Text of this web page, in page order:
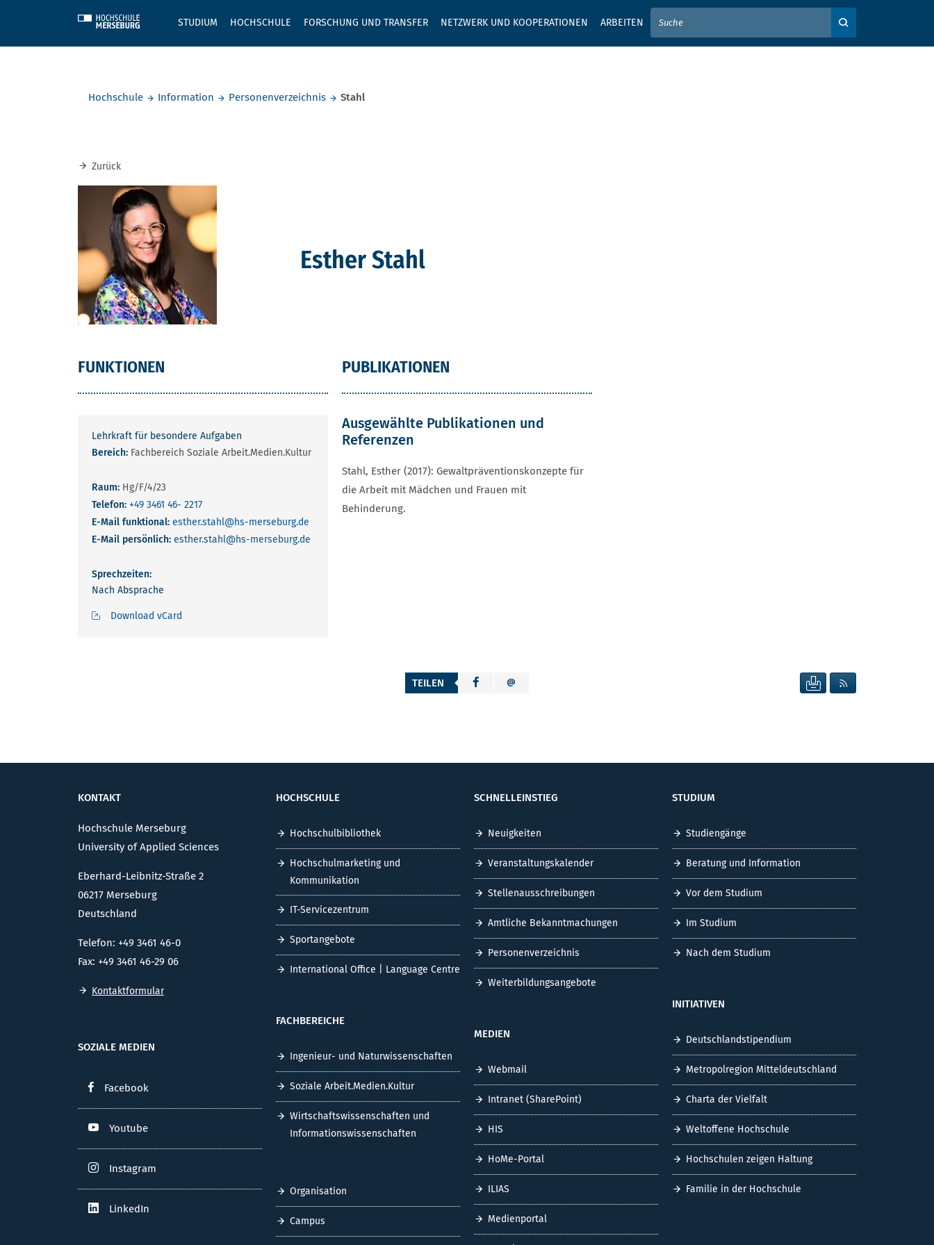
STUDIUM HOCHSCHULE FORSCHUNG UND TRANSFER NETZWERK UND KOOPERATIONEN ARBEITEN
GEBEN SIE HIER IHREN SUCHBEGRIFF EIN
Hochschule
Information Personenverzeichnis Stahl
Zurück
Esther Stahl
FUNKTIONEN
Lehrkraft für besondere Aufgaben
Bereich: Fachbereich Soziale Arbeit.Medien.Kultur
Raum: Hg/F/4/23
Telefon: +49 3461 46- 2217
E-Mail funktional: esther.stahl@hs-merseburg.de
E-Mail persönlich: esther.stahl@hs-merseburg.de
Sprechzeiten:
Nach Absprache
Download vCard
PUBLIKATIONEN
Ausgewählte Publikationen und
Referenzen
Stahl, Esther (2017): Gewaltpräventionskonzepte für
die Arbeit mit Mädchen und Frauen mit
Behinderung.
TEILEN SEITE DRUCKEN
KONTAKT
Hochschule Merseburg
University of Applied Sciences
Eberhard-Leibnitz-Straße 2
06217 Merseburg
Deutschland
Telefon: +49 3461 46-0
Fax: +49 3461 46-29 06
Kontaktformular
SOZIALE MEDIEN
Facebook
Youtube
Instagram
LinkedIn
HOCHSCHULE
Hochschulbibliothek
Hochschulmarketing und
Kommunikation
IT-Servicezentrum
Sportangebote
International Office | Language Centre
FACHBEREICHE
Ingenieur- und Naturwissenschaften
Soziale Arbeit.Medien.Kultur
Wirtschaftswissenschaften und
Informationswissenschaften
Organisation
Campus
SCHNELLEINSTIEG
Neuigkeiten
Veranstaltungskalender
Stellenausschreibungen
Amtliche Bekanntmachungen
Personenverzeichnis
Weiterbildungsangebote
MEDIEN
Webmail
Intranet (SharePoint)
HIS
HoMe-Portal
ILIAS
Medienportal
STUDIUM
Studiengänge
Beratung und Information
Vor dem Studium
Im Studium
Nach dem Studium
INITIATIVEN
Deutschlandstipendium
Metropolregion Mitteldeutschland
Charta der Vielfalt
Weltoffene Hochschule
Hochschulen zeigen Haltung
Familie in der Hochschule